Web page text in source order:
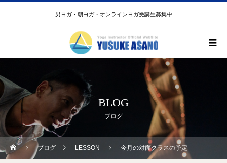
男ヨガ・朝ヨガ・オンラインヨガ受講生募集中
BLOG
ブログ
ブログ LESSON 今月の対面クラスの予定